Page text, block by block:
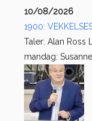
10/08/2026
1900:
Taler: Alan Ross
mandag: